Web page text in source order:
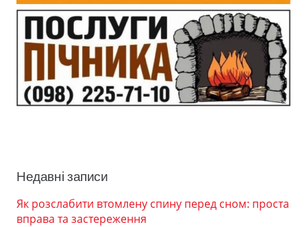
Недавні записи
Як розслабити втомлену спину перед сном: проста
вправа та застереження